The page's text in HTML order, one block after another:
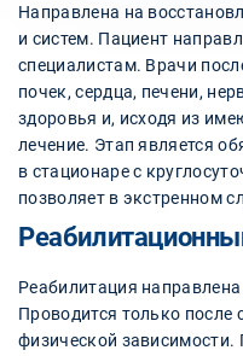
Направлена на
и систем. Пациент
специалистам. Врачи
почек, сердца, печени,
здоровья и, исходя из
лечение. Этап является
в стационаре с
позволяет в экстренном
Реабилитация
Проводится только после
физической зависимости.